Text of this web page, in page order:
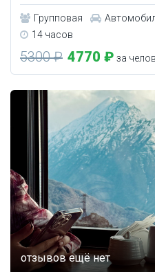
Групповая
14 часов
5300 ₽ 4770 ₽ за